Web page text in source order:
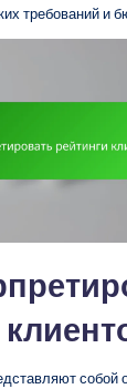
требований и